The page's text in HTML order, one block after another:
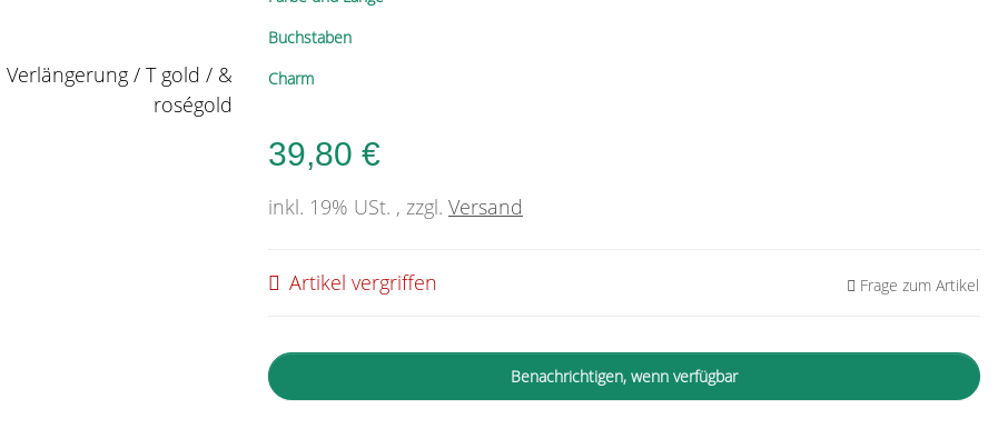
Buchstaben
Charm
39,80 €
inkl. 19% USt. , zzgl. Versand
Artikel vergriffen Frage zum Artikel
Benachrichtigen, wenn verfügbar